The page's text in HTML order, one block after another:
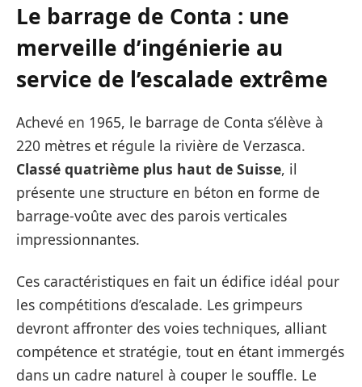
Le barrage de Conta : une
merveille d’ingénierie au
service de l’escalade extrême
Achevé en 1965, le barrage de Conta s’élève à
220 mètres et régule la rivière de Verzasca.
Classé quatrième plus haut de Suisse, il
présente une structure en béton en forme de
barrage-voûte avec des parois verticales
impressionnantes.
Ces caractéristiques en fait un édifice idéal pour
les compétitions d’escalade. Les grimpeurs
devront affronter des voies techniques, alliant
compétence et stratégie, tout en étant immergés
dans un cadre naturel à couper le souffle. Le